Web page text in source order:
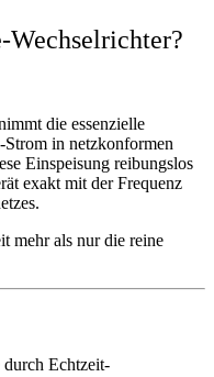
Wechselrichter?
die essenzielle
in netzkonformen
Einspeisung reibungslos
exakt mit der Frequenz
mehr als nur die reine
Echtzeit-